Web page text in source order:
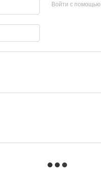
Войти с помощью